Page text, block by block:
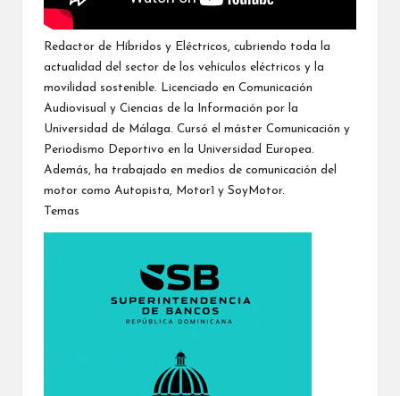
Redactor de Híbridos y Eléctricos, cubriendo toda la
actualidad del sector de los vehículos eléctricos y la
movilidad sostenible. Licenciado en Comunicación
Audiovisual y Ciencias de la Información por la
Universidad de Málaga. Cursó el máster Comunicación y
Periodismo Deportivo en la Universidad Europea.
Además, ha trabajado en medios de comunicación del
motor como Autopista, Motor1 y SoyMotor.
Temas